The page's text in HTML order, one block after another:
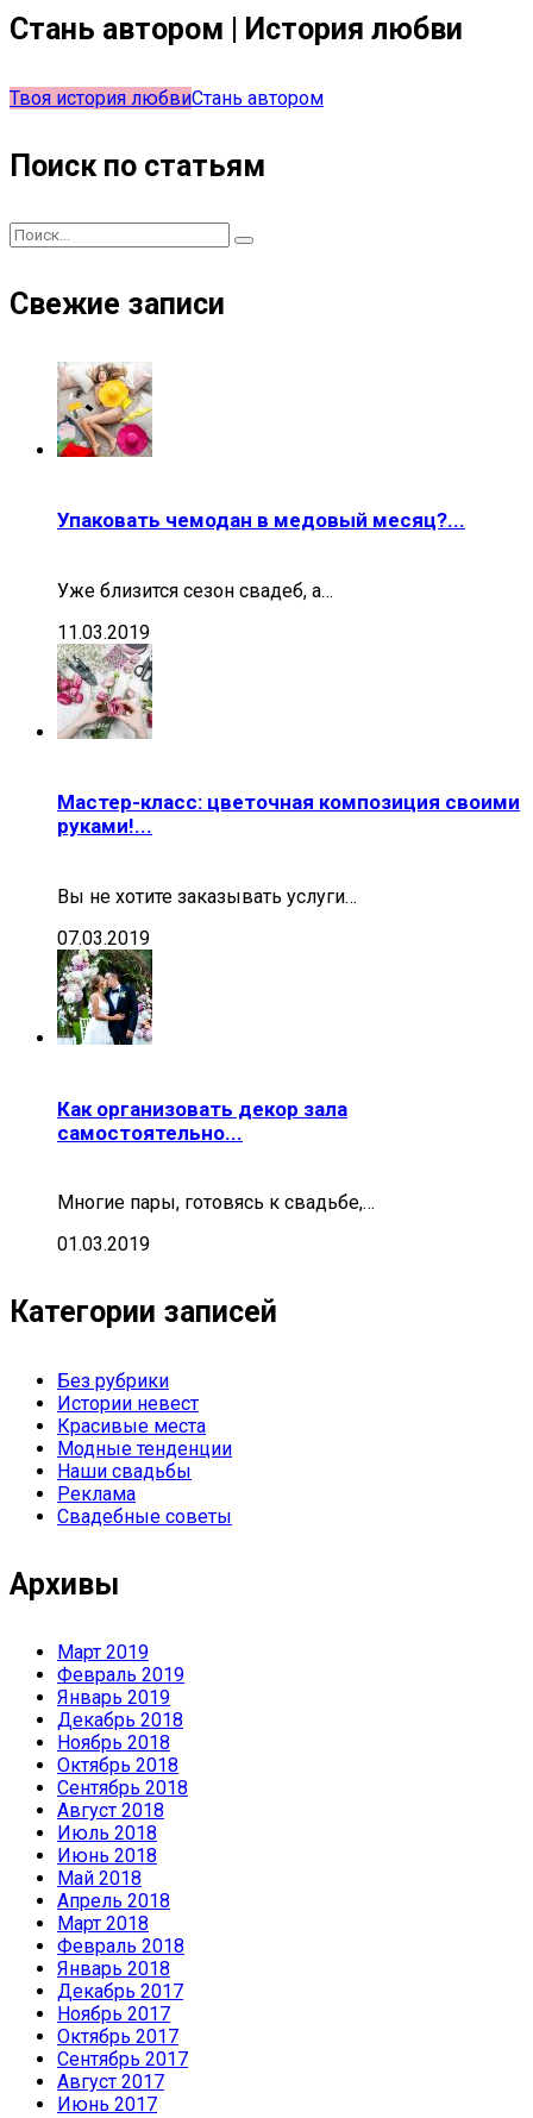
Стань автором | История любви
Твоя история любвиСтань автором
Поиск по статьям
Свежие записи
Упаковать чемодан в медовый месяц?...
Уже близится сезон свадеб, а…
11.03.2019
Мастер-класс: цветочная композиция своими
руками!...
Вы не хотите заказывать услуги…
07.03.2019
Как организовать декор зала
самостоятельно...
Многие пары, готовясь к свадьбе,…
01.03.2019
Категории записей
Без рубрики
Истории невест
Красивые места
Модные тенденции
Наши свадьбы
Реклама
Свадебные советы
Архивы
Март 2019
Февраль 2019
Январь 2019
Декабрь 2018
Ноябрь 2018
Октябрь 2018
Сентябрь 2018
Август 2018
Июль 2018
Июнь 2018
Май 2018
Апрель 2018
Март 2018
Февраль 2018
Январь 2018
Декабрь 2017
Ноябрь 2017
Октябрь 2017
Сентябрь 2017
Август 2017
Июнь 2017